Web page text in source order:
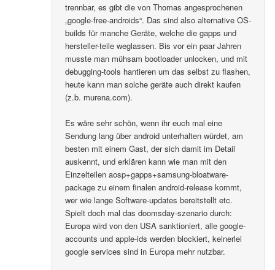
trennbar, es gibt die von Thomas angesprochenen
„google-free-androids“. Das sind also alternative OS-
builds für manche Geräte, welche die gapps und
hersteller-teile weglassen. Bis vor ein paar Jahren
musste man mühsam bootloader unlocken, und mit
debugging-tools hantieren um das selbst zu flashen,
heute kann man solche geräte auch direkt kaufen
(z.b. murena.com).
Es wäre sehr schön, wenn ihr euch mal eine
Sendung lang über android unterhalten würdet, am
besten mit einem Gast, der sich damit im Detail
auskennt, und erklären kann wie man mit den
Einzelteilen aosp+gapps+samsung-bloatware-
package zu einem finalen android-release kommt,
wer wie lange Software-updates bereitstellt etc.
Spielt doch mal das doomsday-szenario durch:
Europa wird von den USA sanktioniert, alle google-
accounts und apple-ids werden blockiert, keinerlei
google services sind in Europa mehr nutzbar.